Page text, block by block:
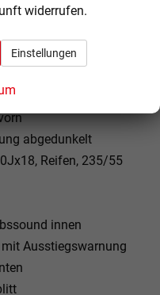
Außenspiegeln
abgedunkelt
Reifen, 235/55
innen
Ausstiegswarnung
widerrufen.
Einstellungen